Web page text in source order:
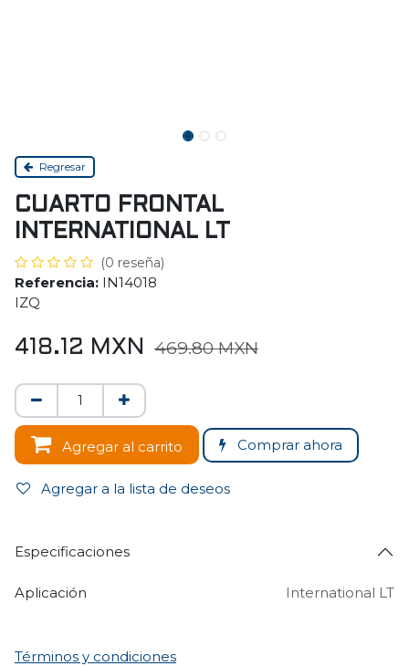
Regresar
CUARTO FRONTAL
INTERNATIONAL LT
(0 reseña)
Referencia: IN14018
IZQ
418.12 MXN 469.80MXN
Agregar al carrito Comprar ahora
Agregar a la lista de deseos
Especificaciones
Aplicación International LT
Términos y condiciones